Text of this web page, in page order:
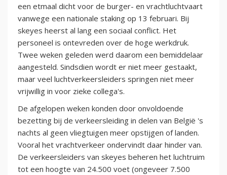
een etmaal dicht voor de burger- en vrachtluchtvaart
vanwege een nationale staking op 13 februari. Bij
skeyes heerst al lang een sociaal conflict. Het
personeel is ontevreden over de hoge werkdruk.
Twee weken geleden werd daarom een bemiddelaar
aangesteld. Sindsdien wordt er niet meer gestaakt,
maar veel luchtverkeersleiders springen niet meer
vrijwillig in voor zieke collega's.
De afgelopen weken konden door onvoldoende
bezetting bij de verkeersleiding in delen van België 's
nachts al geen vliegtuigen meer opstijgen of landen.
Vooral het vrachtverkeer ondervindt daar hinder van.
De verkeersleiders van skeyes beheren het luchtruim
tot een hoogte van 24.500 voet (ongeveer 7.500